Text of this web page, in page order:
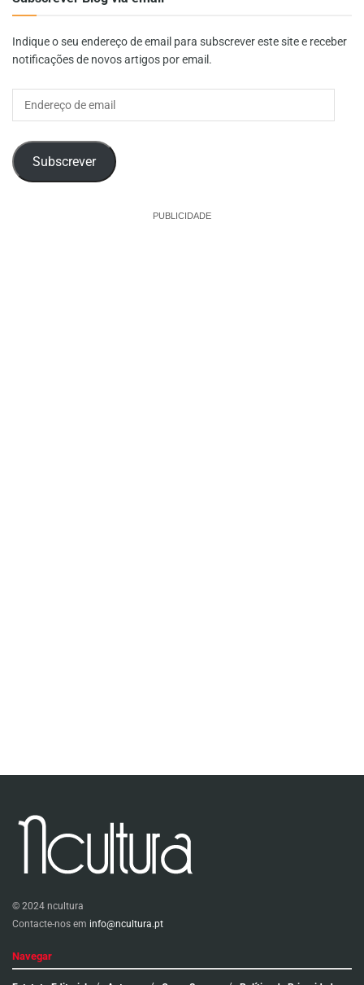
Indique o seu endereço de email para subscrever este site e receber
notificações de novos artigos por email.
Subscrever
PUBLICIDADE
© 2024 ncultura
Contacte-nos em info@ncultura.pt
Navegar